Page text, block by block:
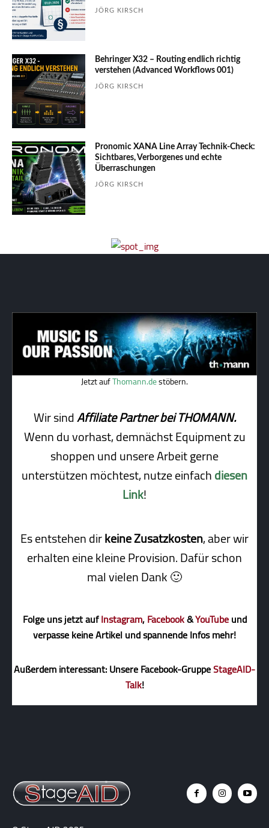
JÖRG KIRSCH
Behringer X32 – Routing endlich richtig
verstehen (Advanced Workflows 001)
JÖRG KIRSCH
Pronomic XANA Line Array Technik-Check:
Sichtbares, Verborgenes und echte
Überraschungen
JÖRG KIRSCH
Jetzt aufThomann.destöbern.
Wir sindAffiliate Partner bei THOMANN.
Wenn du vorhast, demnächst Equipment zu
shoppen und unsere Arbeit gerne
unterstützen möchtest, nutze einfachdiesen
Link!
Es entstehen dirkeine Zusatzkosten, aber wir
erhalten eine kleine Pro­vi­sion. Dafür schon
mal vielen Dank 🙂
Folge uns jetzt aufInstagram,Facebook&YouTubeund
verpasse keine Artikel und spannende Infos mehr!
Außerdem interessant: Unsere Facebook-GruppeStageAID-
Talk!